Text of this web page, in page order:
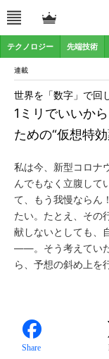
テクノロジー 先端技術
連載
1ミリでいいか
ための“仮想特
世界を「数字」で回
私は今、新型コロナ
んでもなく立腹して
て、もう我慢ならん
たい。たとえ、その
献しないとしても、
――。そう考えてい
ら、予想の斜め上を
Share